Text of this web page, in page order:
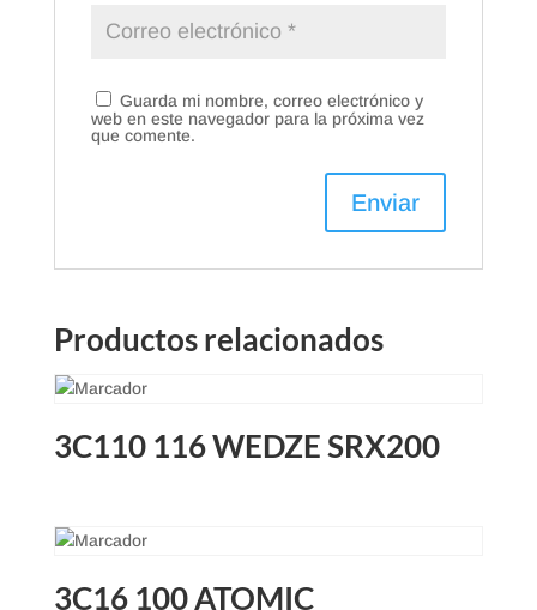
Guarda mi nombre, correo electrónico y
web en este navegador para la próxima vez
que comente.
Productos relacionados
3C110 116 WEDZE SRX200
3C16 100 ATOMIC